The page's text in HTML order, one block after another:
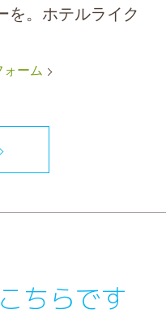
を。ホテルライク
ーム
ちらです